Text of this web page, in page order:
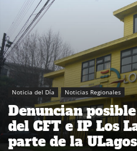
Noticia del Día Noticias Regionales
Denuncian
del CFT e IP Los
parte de la ULagos